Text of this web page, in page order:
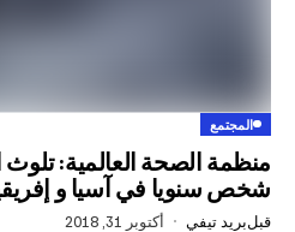
في آسيا و إفريقيا
أكتوبر 31, 2018